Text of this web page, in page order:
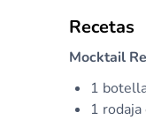
Recetas
Mocktail
1
1